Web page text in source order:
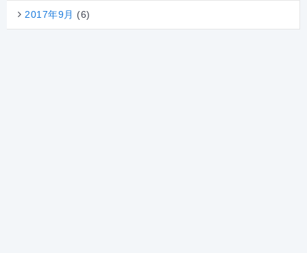
2017年9月 (6)